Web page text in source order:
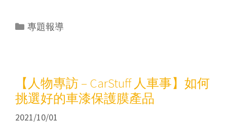
專題報導
【人物專訪 – CarStuff 人車事】如何
挑選好的車漆保護膜產品
2021/10/01